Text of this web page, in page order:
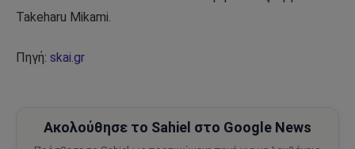
Takeharu Mikami.
Πηγή: skai.gr
Ακολούθησε το Sahiel στο Google News